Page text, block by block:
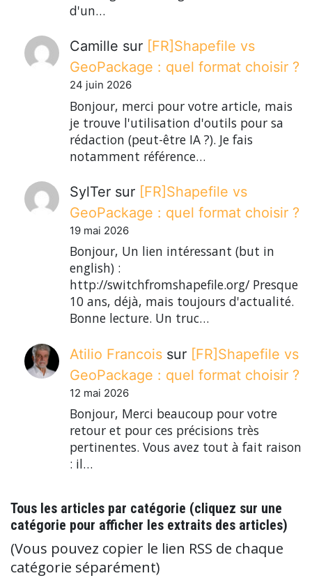
d'un…
Camille sur [FR]Shapefile vs
GeoPackage : quel format choisir ?
24 juin 2026
Bonjour, merci pour votre article, mais
je trouve l'utilisation d'outils pour sa
rédaction (peut-être IA ?). Je fais
notamment référence…
SylTer sur [FR]Shapefile vs
GeoPackage : quel format choisir ?
19 mai 2026
Bonjour, Un lien intéressant (but in
english) :
http://switchfromshapefile.org/ Presque
10 ans, déjà, mais toujours d'actualité.
Bonne lecture. Un truc…
Atilio Francois sur [FR]Shapefile vs
GeoPackage : quel format choisir ?
12 mai 2026
Bonjour, Merci beaucoup pour votre
retour et pour ces précisions très
pertinentes. Vous avez tout à fait raison
: il…
Tous les articles par catégorie (cliquez sur une
catégorie pour afficher les extraits des articles)
(Vous pouvez copier le lien RSS de chaque
catégorie séparément)